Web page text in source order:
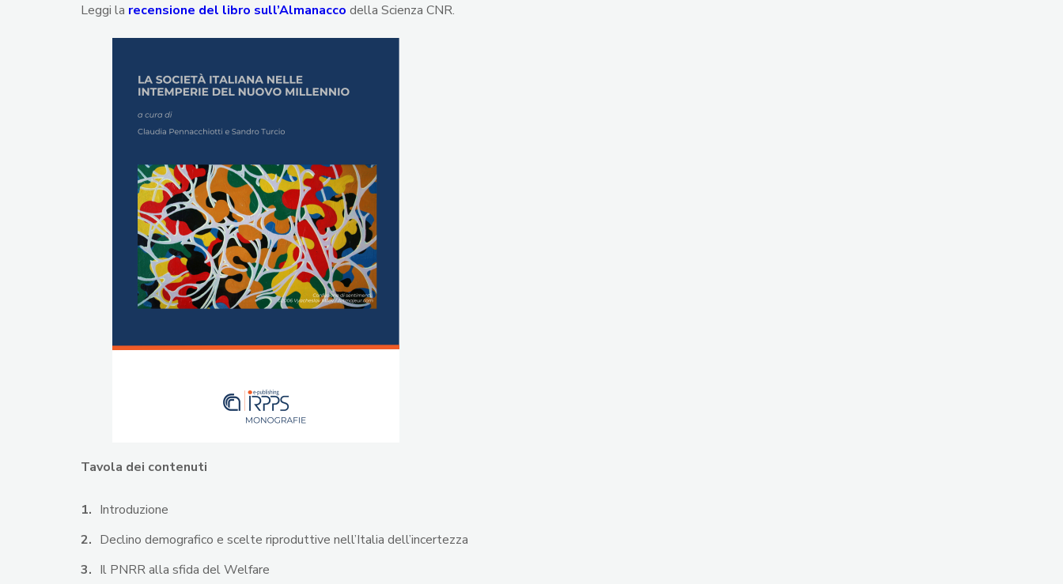
Leggi la recensione del libro sull’Almanacco della Scienza CNR.
Tavola dei contenuti
Introduzione
Declino demografico e scelte riproduttive nell’Italia dell’incertezza
Il PNRR alla sfida del Welfare